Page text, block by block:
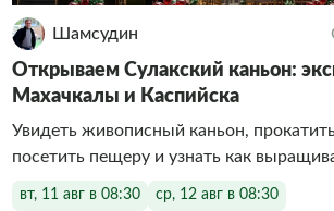
Шамсудин
Открываем Сулакский каньон:
Махачкалы и Каспийска
Увидеть живописный каньон,
посетить пещеру и узнать как
вт, 11 авг в 08:30 ср, 12 авг в 08:30